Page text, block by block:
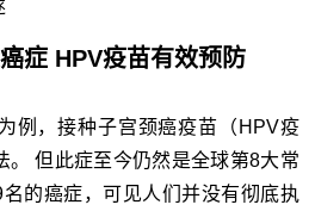
症 HPV疫苗有效预防
例，接种子宫颈癌疫苗（HPV疫
。 但此症至今仍然是全球第8大常
的癌症，可见人们并没有彻底执